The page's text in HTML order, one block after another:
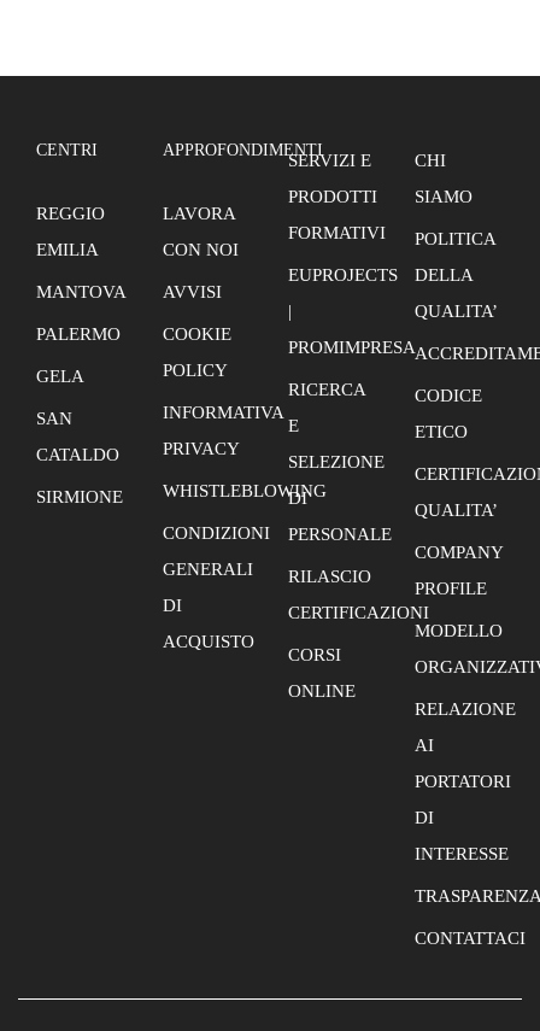
CENTRI
REGGIO
EMILIA
MANTOVA
PALERMO
GELA
SAN
CATALDO
SIRMIONE
APPROFONDIMENTI
LAVORA
CON NOI
AVVISI
COOKIE
POLICY
INFORMATIVA
PRIVACY
WHISTLEBLOWING
CONDIZIONI
GENERALI
DI
ACQUISTO
SERVIZI E
PRODOTTI
FORMATIVI
EUPROJECTS
|
PROMIMPRESA
RICERCA
E
SELEZIONE
DI
PERSONALE
RILASCIO
CERTIFICAZIONI
CORSI
ONLINE
CHI
SIAMO
POLITICA
DELLA
QUALITA’
CODICE
ETICO
QUALITA’
COMPANY
PROFILE
MODELLO
RELAZIONE
AI
PORTATORI
DI
INTERESSE
CONTATTACI